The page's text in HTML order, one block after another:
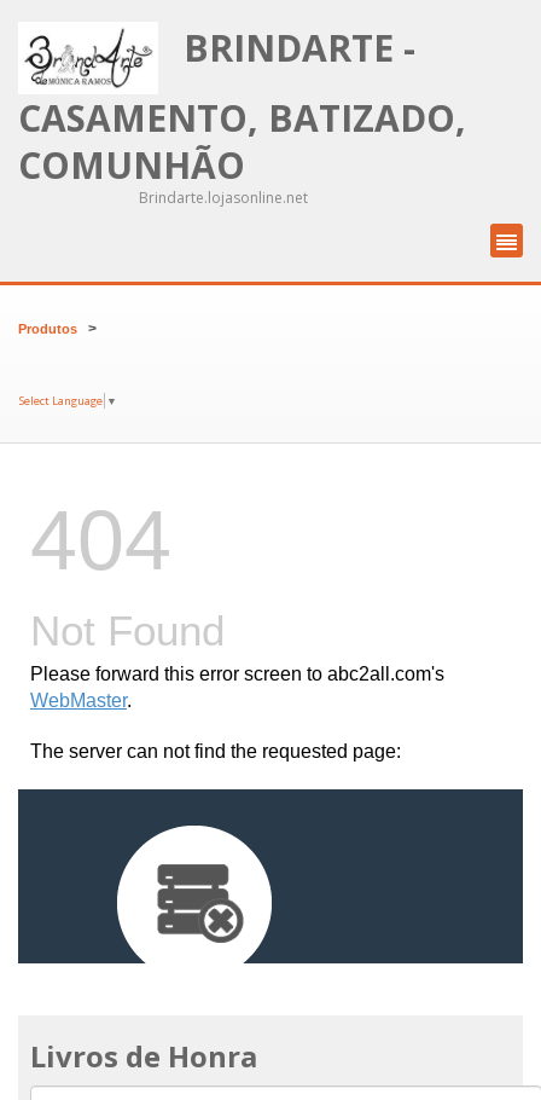
BRINDARTE -
CASAMENTO, BATIZADO,
COMUNHÃO
Brindarte.lojasonline.net
Produtos >
Select Language ▼
Livros de Honra